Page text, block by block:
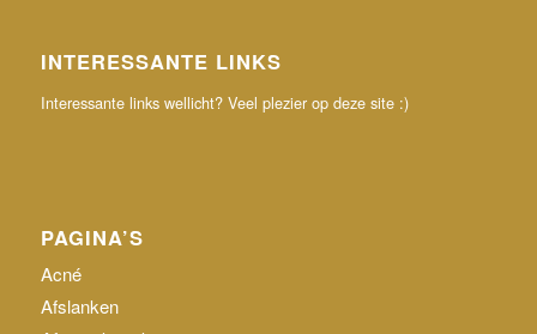
INTERESSANTE LINKS
Interessante links wellicht? Veel plezier op deze site :)
PAGINA’S
Acné
Afslanken